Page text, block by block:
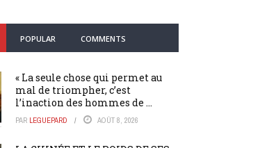
POPULAR COMMENTS
« La seule chose qui permet au
mal de triompher, c’est
l’inaction des hommes de ...
PAR LEGUEPARD AOÛT 8, 2026